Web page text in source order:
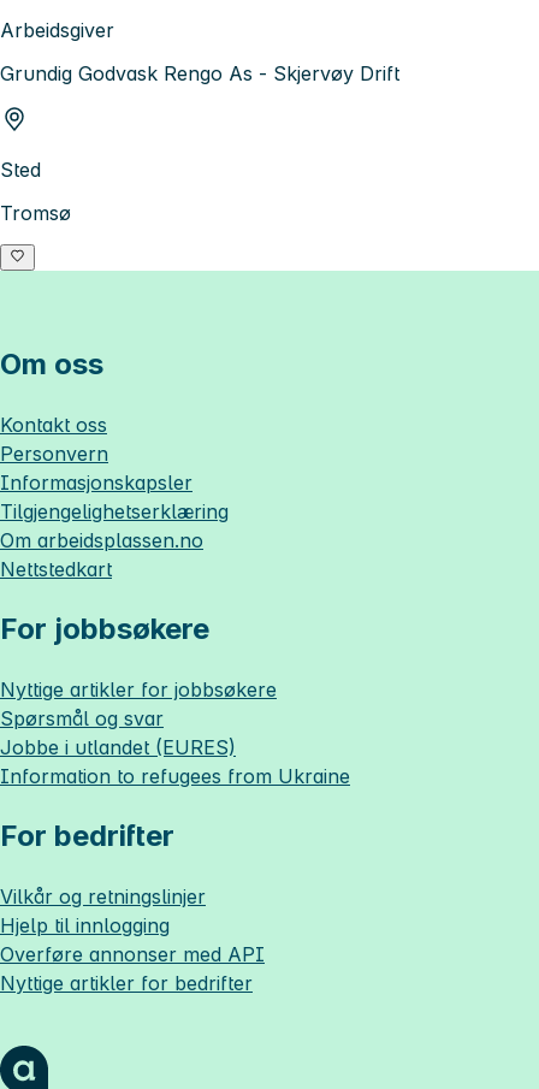
Arbeidsgiver
Grundig Godvask Rengo As - Skjervøy Drift
Sted
Tromsø
Om oss
Kontakt oss
Personvern
Informasjonskapsler
Tilgjengelighetserklæring
Om arbeidsplassen.no
Nettstedkart
For jobbsøkere
Nyttige artikler for jobbsøkere
Spørsmål og svar
Jobbe i utlandet (EURES)
Information to refugees from Ukraine
For bedrifter
Vilkår og retningslinjer
Hjelp til innlogging
Overføre annonser med API
Nyttige artikler for bedrifter